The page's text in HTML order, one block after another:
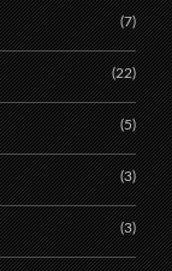
(7)
(22)
(5)
(3)
(3)